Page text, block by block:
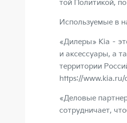
той Политикой,
Используемые в
«Дилеры» Kia –
и аксессуары, а
территории
https://www.kia.ru/
«Деловые
сотрудничает,